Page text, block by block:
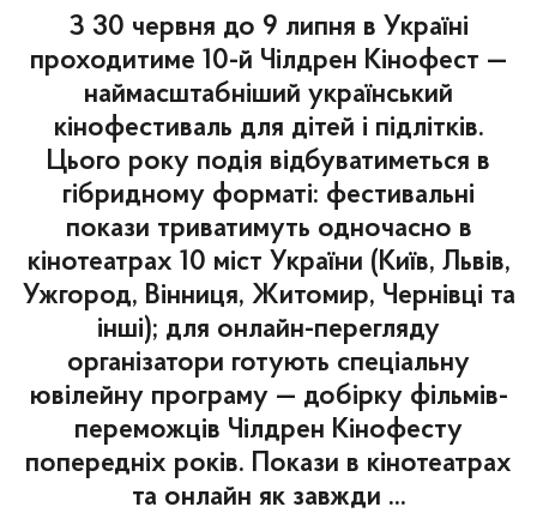
З 30 червня до 9 липня в Україні
проходитиме 10-й Чілдрен Кінофест —
наймасштабніший український
кінофестиваль для дітей і підлітків.
Цього року подія відбуватиметься в
гібридному форматі: фестивальні
покази триватимуть одночасно в
кінотеатрах 10 міст України (Київ, Львів,
Ужгород, Вінниця, Житомир, Чернівці та
інші); для онлайн-перегляду
організатори готують спеціальну
ювілейну програму — добірку фільмів-
переможців Чілдрен Кінофесту
попередніх років. Покази в кінотеатрах
та онлайн як завжди ...